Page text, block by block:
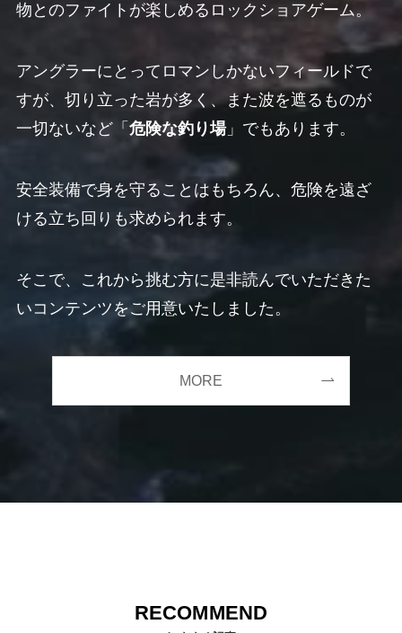
物とのファイトが楽しめるロックショアゲーム。
アングラーにとってロマンしかないフィールドで
すが、切り立った岩が多く、また波を遮るものが
一切ないなど「 危険な釣り場」でもあります。
安全装備で身を守ることはもちろん、危険を遠ざ
ける立ち回りも求められます。
そこで、これから挑む方に是非読んでいただきた
いコンテンツをご用意いたしました。
MORE
RECOMMEND